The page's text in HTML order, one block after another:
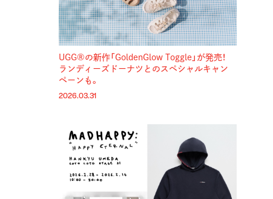
UGG®の新作「GoldenGlow Toggle」が発売！
ランディーズドーナツとのスペシャルキャン
ペーンも。
2026.03.31